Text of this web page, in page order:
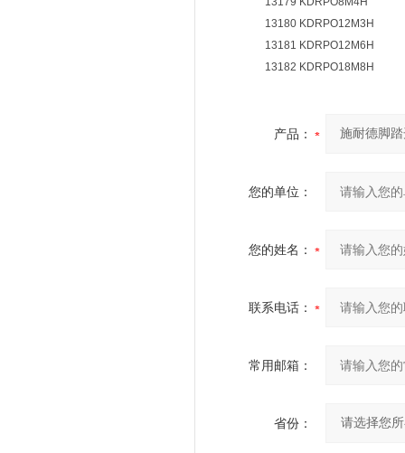
13180 KDRPO12M3H
13181 KDRPO12M6H
13182 KDRPO18M8H
产品：
您的单位：
您的姓名：
联系电话：
常用邮箱：
省份：